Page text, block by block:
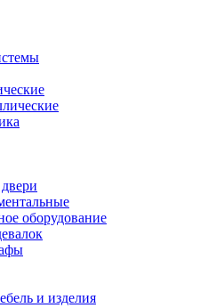
оборудование
и изделия